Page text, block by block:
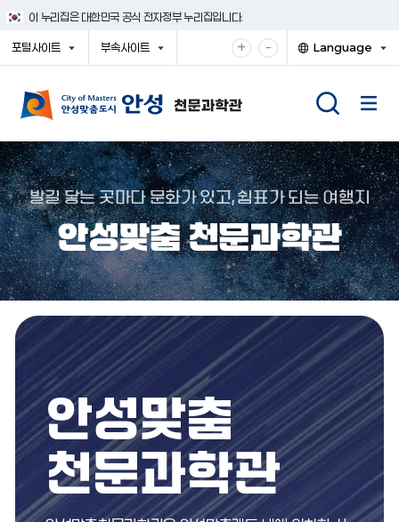
건
너
뛰
기
이 누리집은 대한민국 공식 전자정부 누리집입니다.
포털사이트
부속사이트
+확
대
-축
소
Language
발길 닿는 곳마다 문화가 있고, 쉼표가 되는 여행지
안성맞춤 천문과학관
안성맞춤
천문과학관